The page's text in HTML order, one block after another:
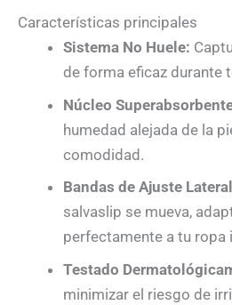
Características principales
Sistema No Huele:
de forma eficaz durante
Núcleo
humedad alejada de la
comodidad.
Bandas de Ajuste
salvaslip se mueva,
perfectamente a tu ropa
Testado
minimizar el riesgo de